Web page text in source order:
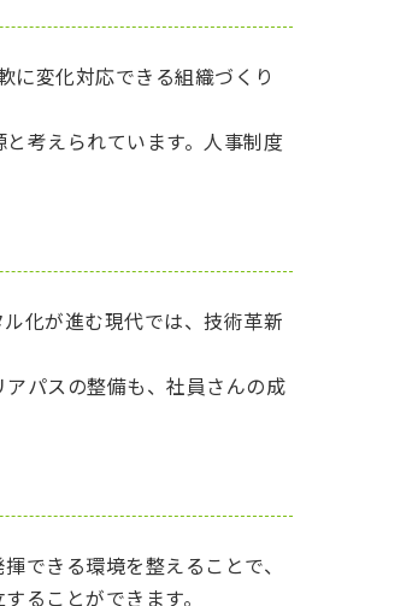
に変化対応できる組織づくり
考えられています。人事制度
化が進む現代では、技術革新
パスの整備も、社員さんの成
できる環境を整えることで、
ることができます。